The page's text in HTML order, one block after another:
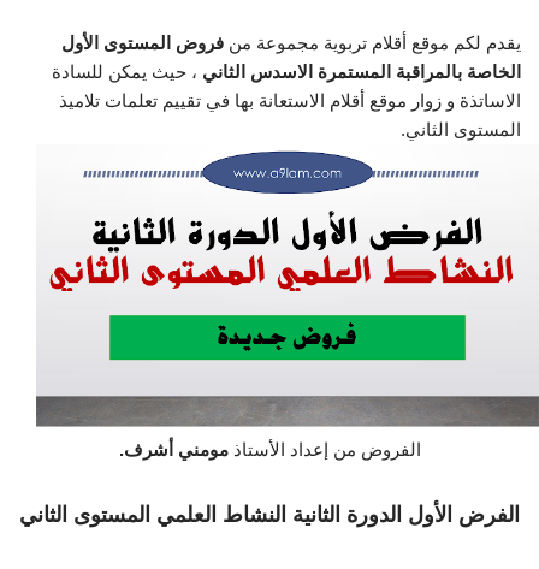
يقدم لكم موقع أقلام تربوية مجموعة من فروض المستوى الأول
الخاصة بالمراقبة المستمرة الاسدس الثاني ، حيث يمكن للسادة
الاساتذة و زوار موقع أقلام الاستعانة بها في تقييم تعلمات تلاميذ
المستوى الثاني.
الفروض من إعداد الأستاذمومني أشرف.
الفرض الأول الدورة الثانية النشاط العلمي المستوى الثاني